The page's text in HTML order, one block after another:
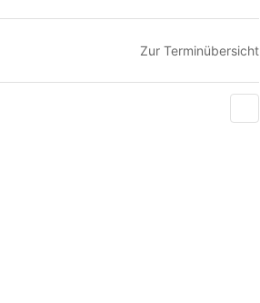
Zur Terminübersicht